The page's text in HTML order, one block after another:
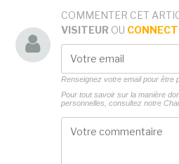
COMMENTER CET
VISITEUR OU
Renseignez votre email pour être
Pour tout savoir sur la manière
personnelles, consultez notre